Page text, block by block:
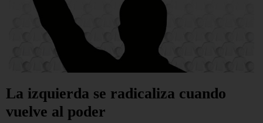
La izquierda se radicaliza cuando
vuelve al poder